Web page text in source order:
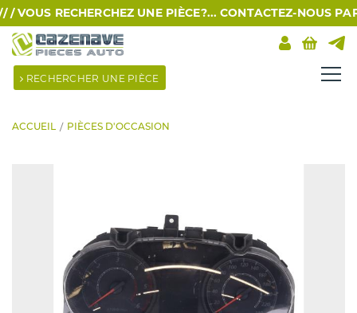
VOUS RECHERCHEZ UNE PIÈCE?... CONTACTEZ-NOUS
RECHERCHER UNE PIÈCE
ACCUEIL PIÈCES D'OCCASION